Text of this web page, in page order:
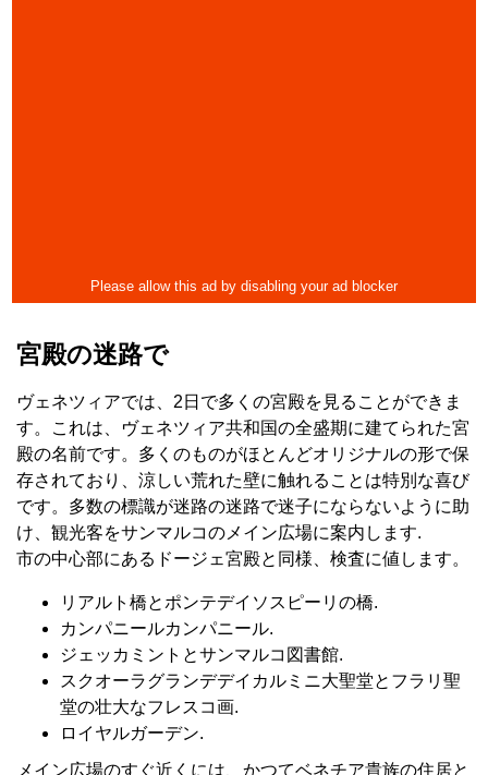
宮殿の迷路で
ヴェネツィアでは、2日で多くの宮殿を見ることができま
す。これは、ヴェネツィア共和国の全盛期に建てられた宮
殿の名前です。多くのものがほとんどオリジナルの形で保
存されており、涼しい荒れた壁に触れることは特別な喜び
です。多数の標識が迷路の迷路で迷子にならないように助
け、観光客をサンマルコのメイン広場に案内します.
市の中心部にあるドージェ宮殿と同様、検査に値します。
リアルト橋とポンテデイソスピーリの橋.
カンパニールカンパニール.
ジェッカミントとサンマルコ図書館.
スクオーラグランデデイカルミニ大聖堂とフラリ聖
堂の壮大なフレスコ画.
ロイヤルガーデン.
メイン広場のすぐ近くには、かつてベネチア貴族の住居と